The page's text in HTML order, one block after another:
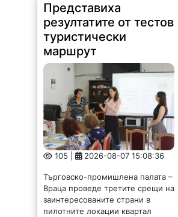
Представиха
резултатите от тестов
туристически
маршрут
105 | 2026-08-07 15:08:36
Търговско-промишлена палата –
Враца проведе третите срещи на
заинтересованите страни в
пилотните локации квартал